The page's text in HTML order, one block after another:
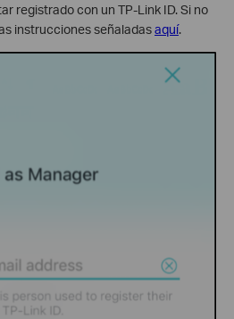
registrado con un TP-Link ID. Si no
instrucciones señaladasaquí.